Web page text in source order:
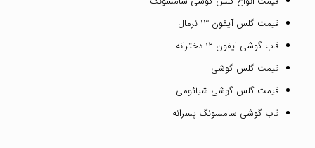
قیمت گلس آیفون ۱۳ نرمال
قاب گوشی ایفون ۱۲ دخترانه
قیمت گلس گوشی
قیمت گلس گوشی شیائومی
قاب گوشی سامسونگ پسرانه